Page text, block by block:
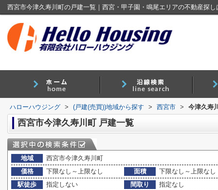
西宮市今津久寿川町の戸建一覧｜西宮・甲子園・鳴尾エリアの不動産探
ハローハウジング > (戸建(売買))地域から探す > 西宮市 > 今津久寿
西宮市今津久寿川町 戸建一覧
地域
西宮市今津久寿川町
価格
下限なし～上限なし 面積
下限なし～上限なし
駅徒歩
指定しない 間取り
指定なし